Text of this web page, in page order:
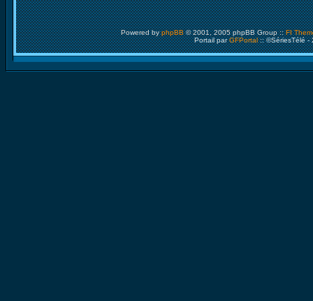
Powered byphpBB© 2001, 2005 phpBB Group ::FI
Portail parGFPortal:: ©SériesTélé -